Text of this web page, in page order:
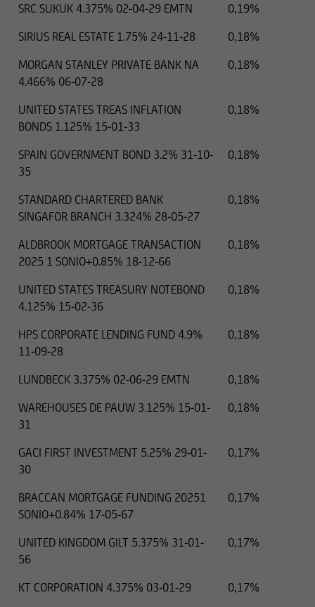
SRC SUKUK 4.375% 02-04-29 EMTN
0,19%
SIRIUS REAL ESTATE 1.75% 24-11-28
0,18%
MORGAN STANLEY PRIVATE BANK NA
4.466% 06-07-28
0,18%
UNITED STATES TREAS INFLATION
BONDS 1.125% 15-01-33
0,18%
SPAIN GOVERNMENT BOND 3.2% 31-10-
35
0,18%
STANDARD CHARTERED BANK
SINGAFOR BRANCH 3.324% 28-05-27
0,18%
ALDBROOK MORTGAGE TRANSACTION
2025 1 SONIO+0.85% 18-12-66
0,18%
UNITED STATES TREASURY NOTEBOND
4.125% 15-02-36
0,18%
HPS CORPORATE LENDING FUND 4.9%
11-09-28
0,18%
LUNDBECK 3.375% 02-06-29 EMTN
0,18%
WAREHOUSES DE PAUW 3.125% 15-01-
31
0,18%
GACI FIRST INVESTMENT 5.25% 29-01-
30
0,17%
BRACCAN MORTGAGE FUNDING 20251
SONIO+0.84% 17-05-67
0,17%
UNITED KINGDOM GILT 5.375% 31-01-
56
0,17%
KT CORPORATION 4.375% 03-01-29
0,17%